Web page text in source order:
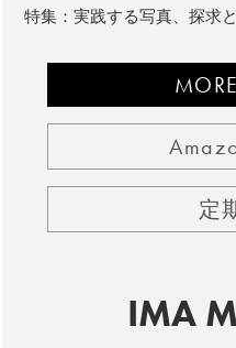
特集：実践する写真、探求
定
IMA